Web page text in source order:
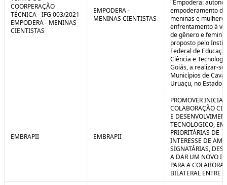
COORPERAÇÃO
TÉCNICA - IFG 003/2021
EMPODERA - MENINAS
CIENTISTAS
EMPODERA -
MENINAS CIENTISTAS
"Empodera:
empoderamento de
meninas e
enfrentamento à
de gênero e
proposto pelo
Federal de
Ciência e
Goiás, a realizar-se
Municípios de
Uruaçu, no Estado
EMBRAPII EMBRAPII
PROMOVER
COLABORAÇÃO
E
TECNOLOGICO, EM
PRIORITÁRIAS DE
INTERESSE DE
SIGNATÁRIAS,
A DAR UM NOVO
PARA A
BILATERAL ENTRE